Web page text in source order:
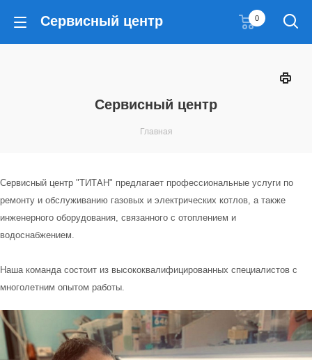
Сервисный центр 0
Сервисный центр
Главная
Сервисный центр "ТИТАН" предлагает профессиональные услуги по
ремонту и обслуживанию газовых и электрических котлов, а также
инженерного оборудования, связанного с отоплением и
водоснабжением.
Наша команда состоит из высококвалифицированных специалистов с
многолетним опытом работы.